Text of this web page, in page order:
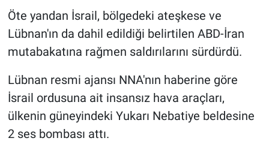
Öte yandan İsrail, bölgedeki ateşkese ve
Lübnan'ın da dahil edildiği belirtilen ABD-İran
mutabakatına rağmen saldırılarını sürdürdü.
Lübnan resmi ajansı NNA'nın haberine göre
İsrail ordusuna ait insansız hava araçları,
ülkenin güneyindeki Yukarı Nebatiye beldesine
2 ses bombası attı.